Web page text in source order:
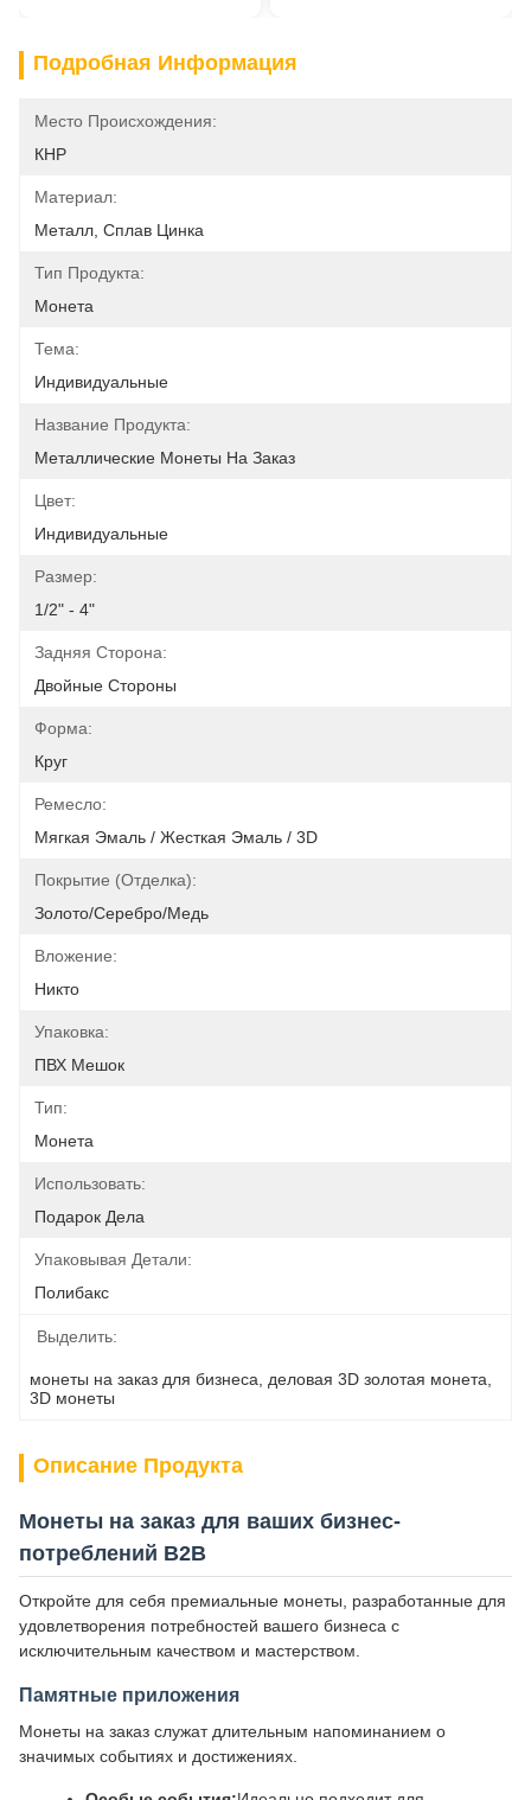
Подробная Информация
Место Происхождения:
КНР
Материал:
Металл, Сплав Цинка
Тип Продукта:
Монета
Тема:
Индивидуальные
Название Продукта:
Металлические Монеты На Заказ
Цвет:
Индивидуальные
Размер:
1/2" - 4"
Задняя Сторона:
Двойные Стороны
Форма:
Круг
Ремесло:
Мягкая Эмаль / Жесткая Эмаль / 3D
Покрытие (отделка):
Золото/серебро/медь
Вложение:
Никто
Упаковка:
ПВХ Мешок
Тип:
Монета
Использовать:
Подарок Дела
Упаковывая Детали:
Полибакс
Выделить:
монеты на заказ для бизнеса деловая 3D золотая монета
3D монеты
Описание Продукта
Монеты на заказ для ваших бизнес-
потреблений B2B
Откройте для себя премиальные монеты, разработанные для
удовлетворения потребностей вашего бизнеса с
исключительным качеством и мастерством.
Памятные приложения
Монеты на заказ служат длительным напоминанием о
значимых событиях и достижениях.